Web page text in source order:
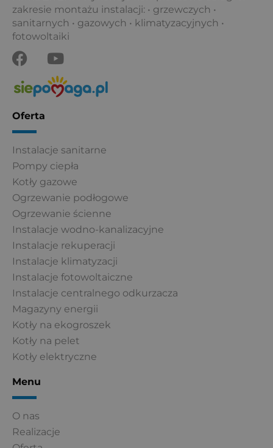
zakresie montażu instalacji: • grzewczych •
sanitarnych • gazowych • klimatyzacyjnych •
fotowoltaiki
F
a
c
e
b
o
k
Y
o
u
t
Oferta
Instalacje sanitarne
Pompy ciepła
Kotły gazowe
Ogrzewanie podłogowe
Ogrzewanie ścienne
Instalacje wodno-kanalizacyjne
Instalacje rekuperacji
Instalacje klimatyzacji
Instalacje fotowoltaiczne
Instalacje centralnego odkurzacza
Magazyny energii
Kotły na ekogroszek
Kotły na pelet
Kotły elektryczne
Menu
O nas
Realizacje